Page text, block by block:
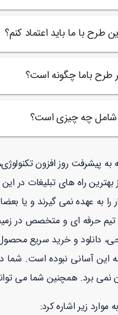
طرح با ما باید اعتماد کنم؟
باما چگونه است؟
شامل چه چیزی است؟
به پیشرفت روز افزون
راه های تبلیغات در
به عهده نمی گیرند و یا
حرفه ای و متخصص در
دانلود و خرید سریع
آسانی نبوده است. شما
موارد زیر اشاره کرد: